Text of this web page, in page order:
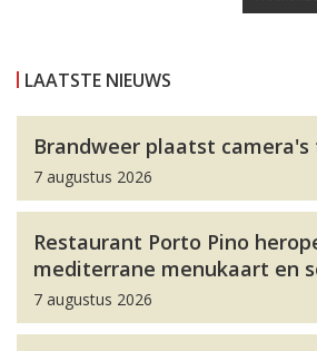
LAATSTE NIEUWS
Brandweer plaatst
7 augustus 2026
Restaurant Porto Pino
mediterrane menukaart en
7 augustus 2026